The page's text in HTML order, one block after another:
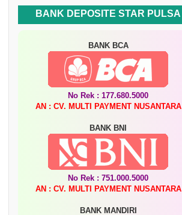
BANK DEPOSITE STAR PULSA
BANK BCA
No Rek : 177.680.5000
AN : CV. MULTI PAYMENT NUSANTARA
BANK BNI
No Rek : 751.000.5000
AN : CV. MULTI PAYMENT NUSANTARA
BANK MANDIRI